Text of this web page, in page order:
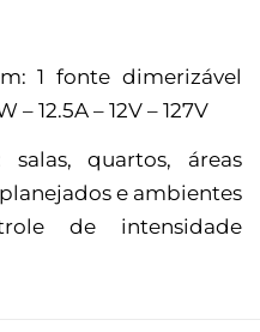
1 fonte dimerizável
12.5A – 12V – 127V
salas, quartos, áreas
e ambientes
de intensidade